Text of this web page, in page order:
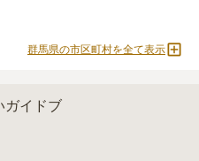
群馬県の市区町村を全て表示